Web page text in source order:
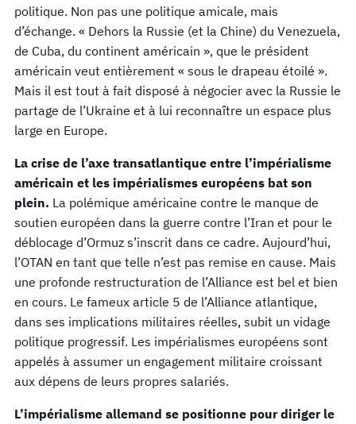
politique. Non pas une politique amicale, mais
d’échange. « Dehors la Russie (et la Chine) du Venezuela,
de Cuba, du continent américain », que le président
américain veut entièrement « sous le drapeau étoilé ».
Mais il est tout à fait disposé à négocier avec la Russie le
partage de l’Ukraine et à lui reconnaître un espace plus
large en Europe.
La crise de l’axe transatlantique entre l’impérialisme
américain et les impérialismes européens bat son
plein. La polémique américaine contre le manque de
soutien européen dans la guerre contre l’Iran et pour le
déblocage d’Ormuz s’inscrit dans ce cadre. Aujourd’hui,
l’OTAN en tant que telle n’est pas remise en cause. Mais
une profonde restructuration de l’Alliance est bel et bien
en cours. Le fameux article 5 de l’Alliance atlantique,
dans ses implications militaires réelles, subit un vidage
politique progressif. Les impérialismes européens sont
appelés à assumer un engagement militaire croissant
aux dépens de leurs propres salariés.
L’impérialisme allemand se positionne pour diriger le